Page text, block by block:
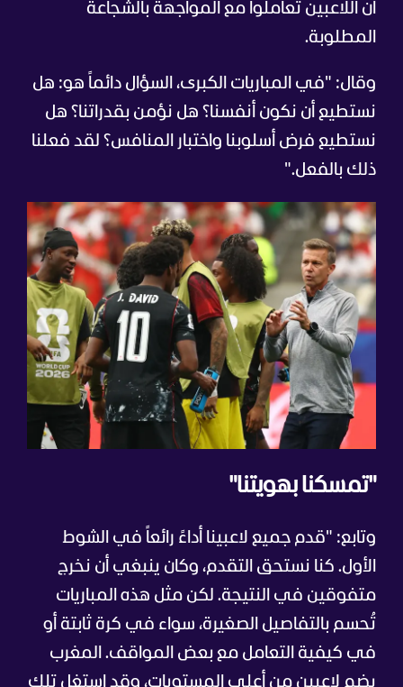
أن اللاعبين تعاملوا مع المواجهة بالشجاعة
المطلوبة.
وقال: "في المباريات الكبرى، السؤال دائماً هو: هل
نستطيع أن نكون أنفسنا؟ هل نؤمن بقدراتنا؟ هل
نستطيع فرض أسلوبنا واختبار المنافس؟ لقد فعلنا
ذلك بالفعل."
"تمسكنا بهويتنا"
وتابع: "قدم جميع لاعبينا أداءً رائعاً في الشوط
الأول. كنا نستحق التقدم، وكان ينبغي أن نخرج
متفوقين في النتيجة. لكن مثل هذه المباريات
تُحسم بالتفاصيل الصغيرة، سواء في كرة ثابتة أو
في كيفية التعامل مع بعض المواقف. المغرب
يضم لاعبين من أعلى المستويات، وقد استغل تلك